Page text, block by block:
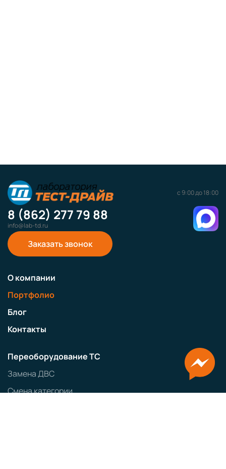
с 9:00 до 18:00
8 (862) 277 79 88
info@lab-td.ru
Заказать звонок
О компании
Портфолио
Блог
Контакты
Переоборудование ТС
Замена ДВС
Смена категории